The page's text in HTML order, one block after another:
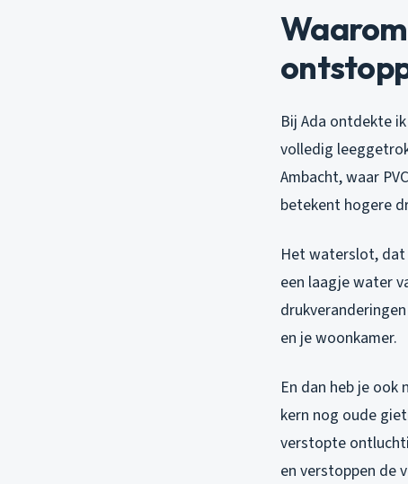
Bij Ada ontdekte
volledig
Ambacht, waar
betekent hogere
Het waterslot,
een laagje water
en je woonkamer.
En dan heb je
kern nog oude
verstopte
en verstoppen de